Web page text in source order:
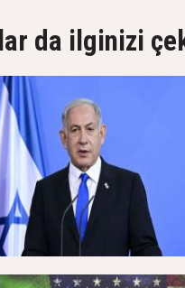
da ilginizi